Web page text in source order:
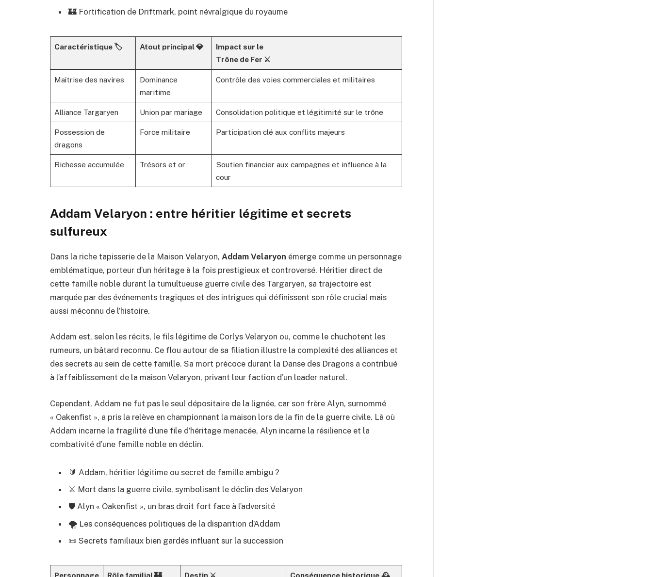
🏰 Fortification de Driftmark, point névralgique du royaume
Caractéristique 🏷️ Atout principal 💎
Impact sur le
Trône de Fer ⚔️
Maîtrise des navires
Dominance
maritime
Contrôle des voies commerciales et militaires
Alliance Targaryen Union par mariage Consolidation politique et légitimité sur le trône
Possession de
dragons
Force militaire Participation clé aux conflits majeurs
Richesse accumulée Trésors et or
Soutien financier aux campagnes et influence à la
cour
Addam Velaryon : entre héritier légitime et secrets
sulfureux
Dans la riche tapisserie de la Maison Velaryon, Addam Velaryon émerge comme un personnage
emblématique, porteur d’un héritage à la fois prestigieux et controversé. Héritier direct de
cette famille noble durant la tumultueuse guerre civile des Targaryen, sa trajectoire est
marquée par des événements tragiques et des intrigues qui définissent son rôle crucial mais
aussi méconnu de l’histoire.
Addam est, selon les récits, le fils légitime de Corlys Velaryon ou, comme le chuchotent les
rumeurs, un bâtard reconnu. Ce flou autour de sa filiation illustre la complexité des alliances et
des secrets au sein de cette famille. Sa mort précoce durant la Danse des Dragons a contribué
à l’affaiblissement de la maison Velaryon, privant leur faction d’un leader naturel.
Cependant, Addam ne fut pas le seul dépositaire de la lignée, car son frère Alyn, surnommé
« Oakenfist », a pris la relève en championnant la maison lors de la fin de la guerre civile. Là où
Addam incarne la fragilité d’une file d’héritage menacée, Alyn incarne la résilience et la
combativité d’une famille noble en déclin.
🔰 Addam, héritier légitime ou secret de famille ambigu ?
⚔️ Mort dans la guerre civile, symbolisant le déclin des Velaryon
🛡️ Alyn « Oakenfist », un bras droit fort face à l’adversité
🌪️ Les conséquences politiques de la disparition d’Addam
📜 Secrets familiaux bien gardés influant sur la succession